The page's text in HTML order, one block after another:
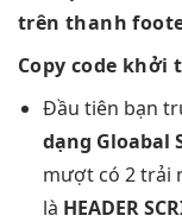
trên thanh
Copy code khởi
Đầu tiên bạn
dạng Gloabal
mượtcó 2trải
là HEADER